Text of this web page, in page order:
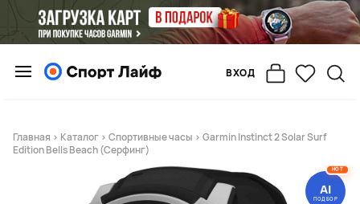
ВХОД
Главная > Каталог > Спортивные часы > Garmin Instinct 2 Solar Surf
Edition Bells Beach (Серфинг)
HOT
AI
ПОДБОР